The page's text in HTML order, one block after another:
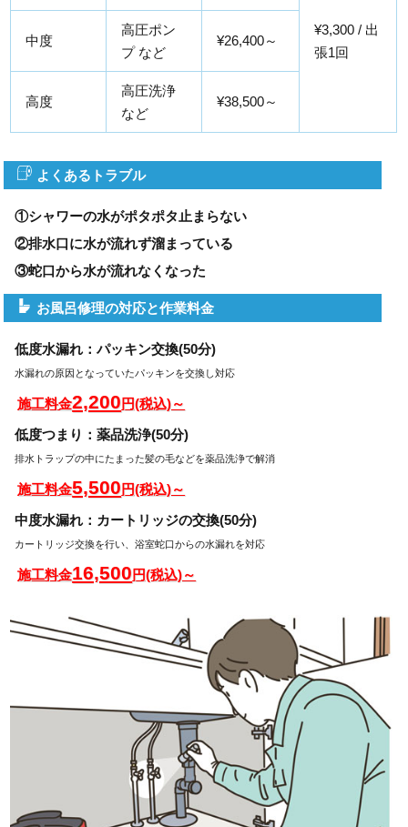
¥3,300 / 出
張1回
中度
高圧ポン
プ など
¥26,400～
高度
高圧洗浄
など
¥38,500～
よくあるトラブル
①シャワーの水がポタポタ止まらない
②排水口に水が流れず溜まっている
③蛇口から水が流れなくなった
お風呂修理の対応と作業料金
低度水漏れ：パッキン交換(50分)
水漏れの原因となっていたパッキンを交換し対応
施工料金2,200円(税込)～
低度つまり：薬品洗浄(50分)
排水トラップの中にたまった髪の毛などを薬品洗浄で解消
施工料金5,500円(税込)～
中度水漏れ：カートリッジの交換(50分)
カートリッジ交換を行い、浴室蛇口からの水漏れを対応
施工料金16,500円(税込)～